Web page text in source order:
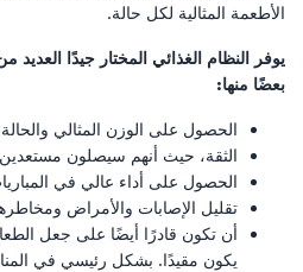
الأطعمة المثالية لكل حالة.
يوفر النظام الغذائي المختار جيدًا العديد
بعضًا منها:
الحصول على الوزن المثالي والحالة
الثقة، حيث أنهم سيصلون مستعدين
الحصول على أداء عالي في
تقليل الإصابات والأمراض
أن تكون قادرًا أيضًا على جعل
يكون مقيدًا. بشكل رئيسي في